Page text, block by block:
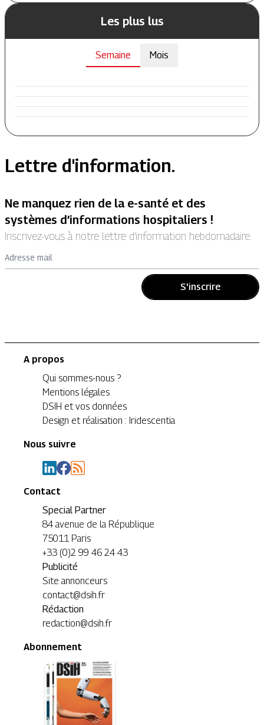
Les plus lus
Semaine Mois
Lettre d'information.
Ne manquez rien de la e-santé et des
systèmes d’informations hospitaliers !
Inscrivez-vous à notre lettre d’information hebdomadaire.
Adresse mail
S'inscrire
A propos
Qui sommes-nous ?
Mentions légales
DSIH et vos données
Design et réalisation : Iridescentia
Nous suivre
Contact
Special Partner
84 avenue de la République
75011 Paris
+33 (0)2 99 46 24 43
Publicité
Site annonceurs
contact@dsih.fr
Rédaction
redaction@dsih.fr
Abonnement